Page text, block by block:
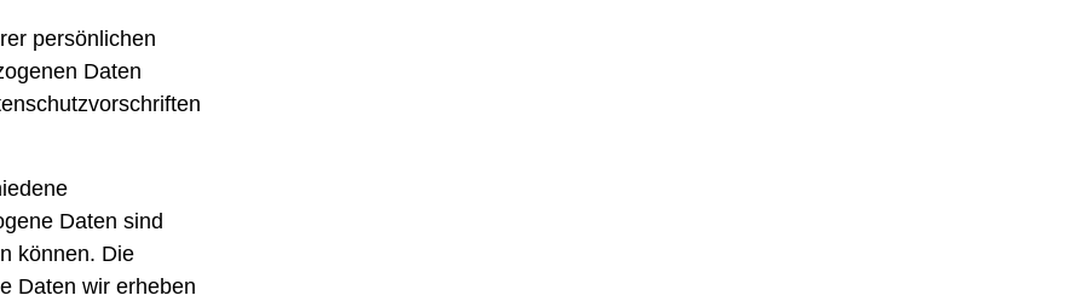
Daten
Daten sind
können. Die
Daten wir erheben
zu welchem Zweck